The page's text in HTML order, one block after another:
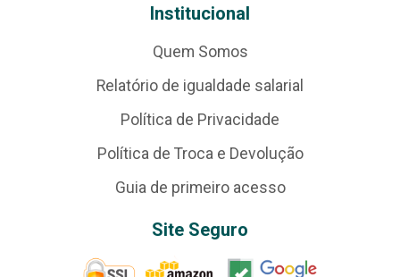
Institucional
Quem Somos
Relatório de igualdade salarial
Política de Privacidade
Política de Troca e Devolução
Guia de primeiro acesso
Site Seguro